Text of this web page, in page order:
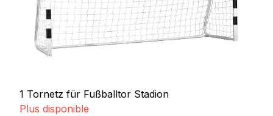
1 Tornetz für Fußballtor Stadion
Plus disponible